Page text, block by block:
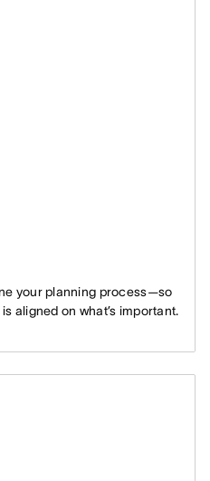
your planning process—so
aligned on what’s important.